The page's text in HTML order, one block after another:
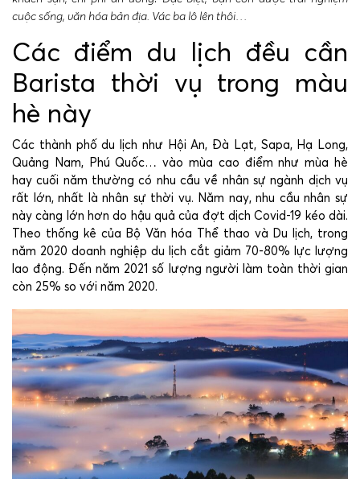
cuộc sống, văn hóa bản địa. Vác ba lô lên thôi…
Các điểm du lịch đều cần
Barista thời vụ trong màu
hè này
Các thành phố du lịch như Hội An, Đà Lạt, Sapa, Hạ Long,
Quảng Nam, Phú Quốc… vào mùa cao điểm như mùa hè
hay cuối năm thường có nhu cầu về nhân sự ngành dịch vụ
rất lớn, nhất là nhân sự thời vụ. Năm nay, nhu cầu nhân sự
này càng lớn hơn do hậu quả của đợt dịch Covid-19 kéo dài.
Theo thống kê của Bộ Văn hóa Thể thao và Du lịch, trong
năm 2020 doanh nghiệp du lịch cắt giảm 70-80% lực lượng
lao động. Đến năm 2021 số lượng người làm toàn thời gian
còn 25% so với năm 2020.